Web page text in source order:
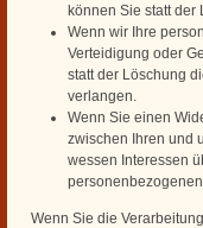
können Sie statt
Wenn wir Ihre
Verteidigung oder
statt der Löschung
verlangen.
Wenn Sie einen
zwischen Ihren und
wessen Interessen
Wenn Sie die